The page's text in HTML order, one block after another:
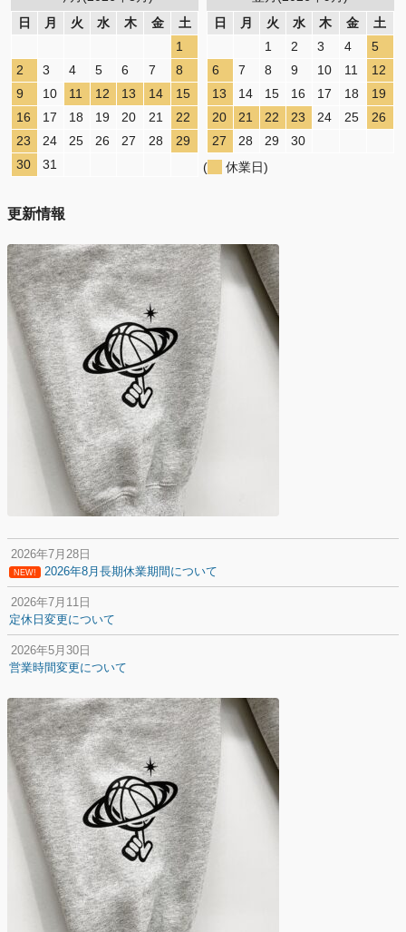
日
月 火 水 木 金
土
1
2
3 4 5 6 7
8
9
10 11 12 13 14
15
16
17 18 19 20 21
22
23
24 25 26 27 28
29
30
31
日
月 火 水 木 金
土
1
2 3 4
5
6
7 8 9 10 11
12
13
14 15 16 17 18
19
20
21 22 23 24 25
26
27
28 29
30
(
休業日)
更新情報
2026年7月28日
NEW! 2026年8月長期休業期間について
2026年7月11日
定休日変更について
2026年5月30日
営業時間変更について
2025年12月20日
納期遅延について
2025年12月11日
年末年始の休業期間について